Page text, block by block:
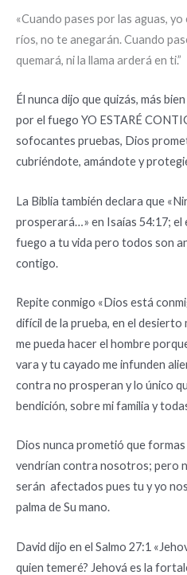
«Cuando pases por las aguas,
ríos, no te anegarán. Cuando
quemará, ni la llama arderá en ti.”
Él nunca dijo que quizás, más
por el fuego YO ESTARÉ
sofocantes pruebas, Dios
cubriéndote, amándote y
La Biblia también declara que
prosperará…» en Isaías 54:17; el
fuego a tu vida pero todos son
contigo.
Repite conmigo «Dios está
difícil de la prueba, en el
me pueda hacer el hombre
vara y tu cayado me infunden
contra no prosperan y lo único
bendición, sobre mi familia y
Dios nunca prometió que
vendrían contra nosotros; pero
serán afectados pues tu y yo
palma de Su mano.
David dijo en el Salmo 27:1
quien temeré? Jehová es la